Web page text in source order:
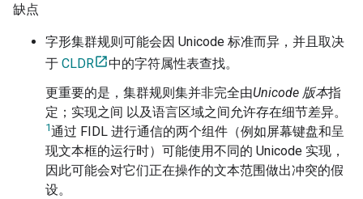
缺点
字形集群规则可能会因 Unicode 标准而异，并且取决
于 CLDR
中的字符属性表查找。
更重要的是，集群规则集并非完全由Unicode 版本指
定；实现之间 以及语言区域之间允许存在细节差异。
1通过 FIDL 进行通信的两个组件（例如屏幕键盘和呈
现文本框的运行时）可能使用不同的 Unicode 实现，
因此可能会对它们正在操作的文本范围做出冲突的假
设。